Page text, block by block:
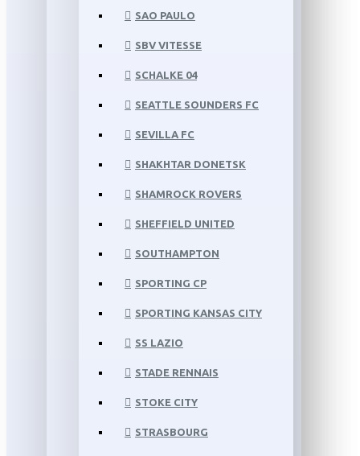
SAO PAULO
SBV VITESSE
SCHALKE 04
SEATTLE SOUNDERS FC
SEVILLA FC
SHAKHTAR DONETSK
SHAMROCK ROVERS
SHEFFIELD UNITED
SOUTHAMPTON
SPORTING CP
SPORTING KANSAS CITY
SS LAZIO
STADE RENNAIS
STOKE CITY
STRASBOURG